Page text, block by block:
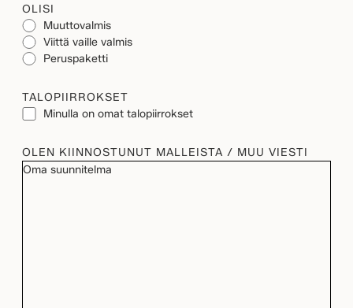
OLISI
Muuttovalmis
Viittä vaille valmis
Peruspaketti
TALOPIIRROKSET
Minulla on omat talopiirrokset
OLEN KIINNOSTUNUT MALLEISTA / MUU VIESTI